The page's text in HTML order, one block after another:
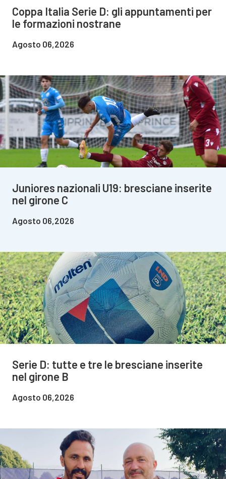
Coppa Italia Serie D: gli appuntamenti per
le formazioni nostrane
Agosto 06,2026
Juniores nazionali U19: bresciane inserite
nel girone C
Agosto 06,2026
Serie D: tutte e tre le bresciane inserite
nel girone B
Agosto 06,2026